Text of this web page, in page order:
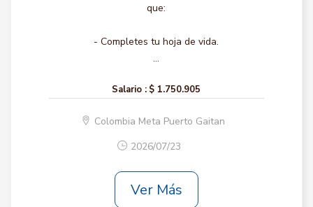
que:
- Completes tu hoja de vida.
...
Salario : $ 1.750.905
Colombia Meta Puerto Gaitan
2026/07/23
Ver Más